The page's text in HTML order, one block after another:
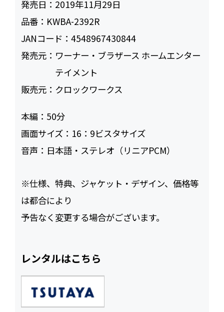
発売日： 2019年11月29日
品番： KWBA-2392R
JANコード：4548967430844
発売元： ワーナー・ブラザース ホームエンター
テイメント
販売元： クロックワークス
本編： 50
画面サイズ： 16：9ビスタサイズ
音声： 日本語・ステレオ（リニアPCM）
※仕様、特典、ジャケット・デザイン、価格等
は都合により
予告なく変更する場合がございます。
レンタルはこちら